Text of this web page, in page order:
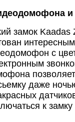
и
замок Kaadas
с
даже
к